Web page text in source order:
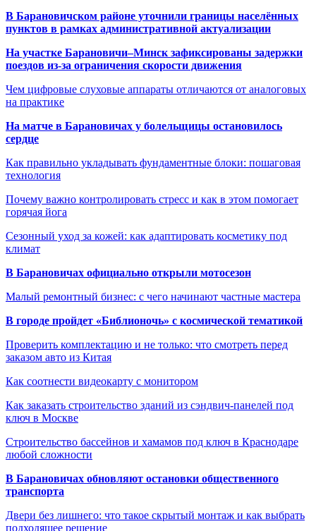
В Барановичском районе уточнили границы населённых
пунктов в рамках административной актуализации
На участке Барановичи–Минск зафиксированы задержки
поездов из-за ограничения скорости движения
Чем цифровые слуховые аппараты отличаются от аналоговых
на практике
На матче в Барановичах у болельщицы остановилось
сердце
Как правильно укладывать фундаментные блоки: пошаговая
технология
Почему важно контролировать стресс и как в этом помогает
горячая йога
Сезонный уход за кожей: как адаптировать косметику под
климат
В Барановичах официально открыли мотосезон
Малый ремонтный бизнес: с чего начинают частные мастера
В городе пройдет «Библионочь» с космической тематикой
Проверить комплектацию и не только: что смотреть перед
заказом авто из Китая
Как соотнести видеокарту с монитором
Как заказать строительство зданий из сэндвич-панелей под
ключ в Москве
Строительство бассейнов и хамамов под ключ в Краснодаре
любой сложности
В Барановичах обновляют остановки общественного
транспорта
Двери без лишнего: что такое скрытый монтаж и как выбрать
подходящее решение